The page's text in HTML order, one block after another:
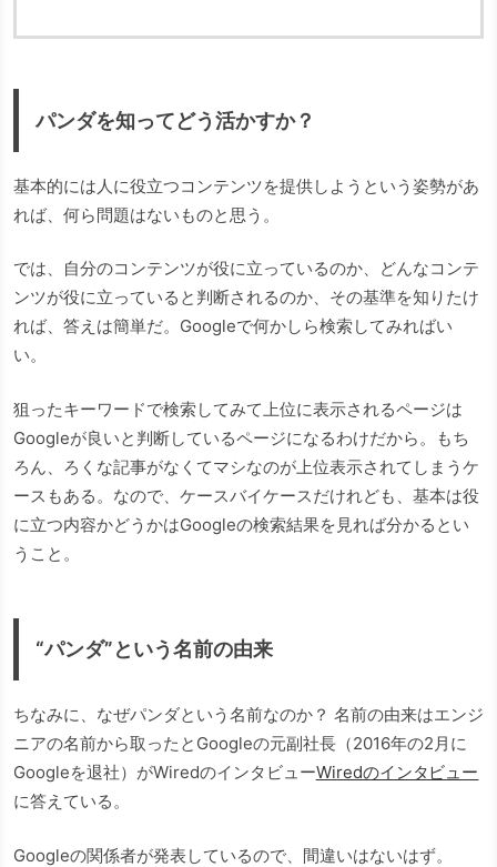
パンダを知ってどう活かすか？
基本的には人に役立つコンテンツを提供しようという姿勢があ
れば、何ら問題はないものと思う。
では、自分のコンテンツが役に立っているのか、どんなコンテ
ンツが役に立っていると判断されるのか、その基準を知りたけ
れば、答えは簡単だ。Googleで何かしら検索してみればい
い。
狙ったキーワードで検索してみて上位に表示されるページは
Googleが良いと判断しているページになるわけだから。もち
ろん、ろくな記事がなくてマシなのが上位表示されてしまうケ
ースもある。なので、ケースバイケースだけれども、基本は役
に立つ内容かどうかはGoogleの検索結果を見れば分かるとい
うこと。
“パンダ”という名前の由来
ちなみに、なぜパンダという名前なのか？ 名前の由来はエンジ
ニアの名前から取ったとGoogleの元副社長（2016年の2月に
Googleを退社）がWiredのインタビューWiredのインタビュー
に答えている。
Googleの関係者が発表しているので、間違いはないはず。